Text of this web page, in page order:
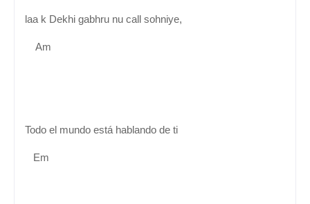
laa k Dekhi gabhru nu call sohniye,
Am
Todo el mundo está hablando de ti
Em